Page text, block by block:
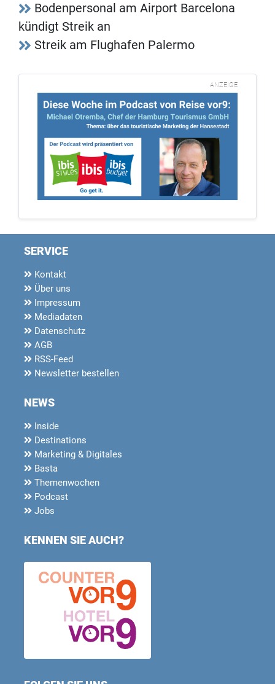
Bodenpersonal am Airport Barcelona
kündigt Streik an
Streik am Flughafen Palermo
ANZEIGE
SERVICE
Kontakt
Über uns
Impressum
Mediadaten
Datenschutz
AGB
RSS-Feed
Newsletter bestellen
NEWS
Inside
Destinations
Marketing & Digitales
Basta
Themenwochen
Podcast
Jobs
KENNEN SIE AUCH?